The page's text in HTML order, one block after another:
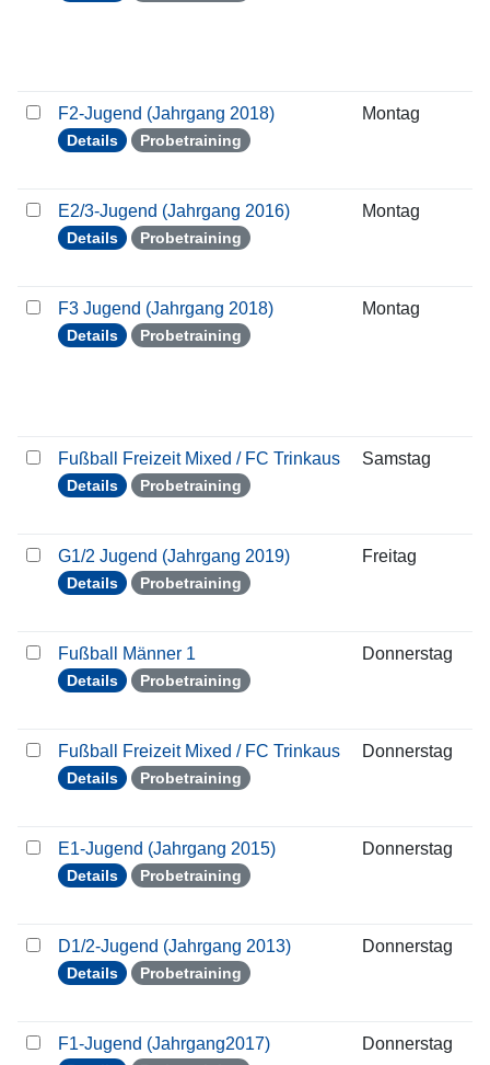
F2-Jugend (Jahrgang 2018)
Details Probetraining
Montag
E2/3-Jugend (Jahrgang 2016)
Details Probetraining
Montag
F3 Jugend (Jahrgang 2018)
Details Probetraining
Montag
Fußball Freizeit Mixed / FC Trinkaus
Details Probetraining
Samstag
G1/2 Jugend (Jahrgang 2019)
Details Probetraining
Freitag
Fußball Männer 1
Details Probetraining
Donnerstag
Fußball Freizeit Mixed / FC Trinkaus
Details Probetraining
Donnerstag
E1-Jugend (Jahrgang 2015)
Details Probetraining
Donnerstag
D1/2-Jugend (Jahrgang 2013)
Details Probetraining
Donnerstag
F1-Jugend (Jahrgang2017) Donnerstag